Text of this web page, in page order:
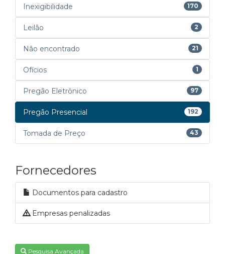
Inexigibilidade 170
Leilão 2
Não encontrado 21
Ofícios 1
Pregão Eletrônico 97
Pregão Presencial 192
Tomada de Preço 43
Fornecedores
Documentos para cadastro
Empresas penalizadas
Pesquisa Avançada